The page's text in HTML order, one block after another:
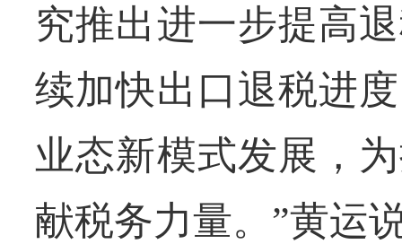
究推出进一步提高
续加快出口退税进
业态新模式发展，
献税务力量。”黄运